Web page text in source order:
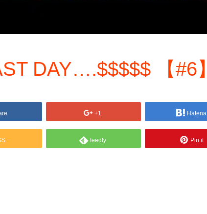
DAY….$$$$$ 【#6】
+1 Hatena
feedly Pin it